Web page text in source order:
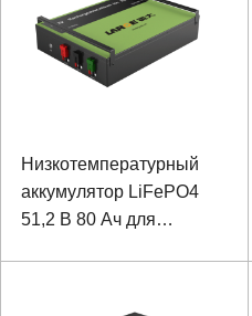
Низкотемпературный
аккумулятор LiFePO4
51,2 В 80 Ач для